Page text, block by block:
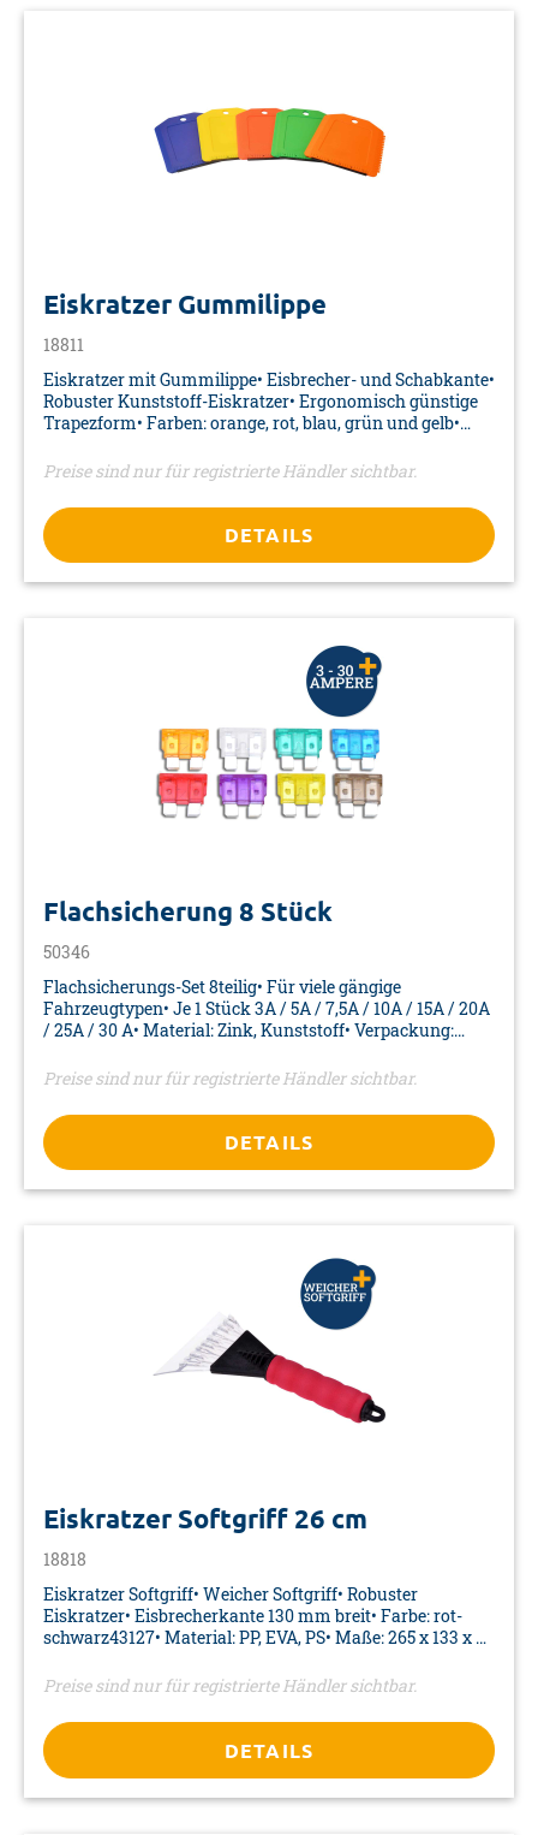
Eiskratzer Gummilippe
18811
Eiskratzer mit Gummilippe• Eisbrecher- und Schabkante•
Robuster Kunststoff-Eiskratzer• Ergonomisch günstige
Trapezform• Farben: orange, rot, blau, grün und gelb•
Aufkleber
Preise sind nur für registrierte Händler sichtbar.
DETAILS
Flachsicherung 8 Stück
50346
Flachsicherungs-Set 8teilig• Für viele gängige
Fahrzeugtypen• Je 1 Stück 3A / 5A / 7,5A / 10A / 15A / 20A
/ 25A / 30 A• Material: Zink, Kunststoff• Verpackung:
Preise sind nur für registrierte Händler sichtbar.
DETAILS
Eiskratzer Softgriff 26 cm
18818
Eiskratzer Softgriff• Weicher Softgriff• Robuster
Eiskratzer• Eisbrecherkante 130 mm breit• Farbe: rot-
schwarz43127• Material: PP, EVA, PS• Maße: 265 x 133 x 33
Preise sind nur für registrierte Händler sichtbar.
DETAILS